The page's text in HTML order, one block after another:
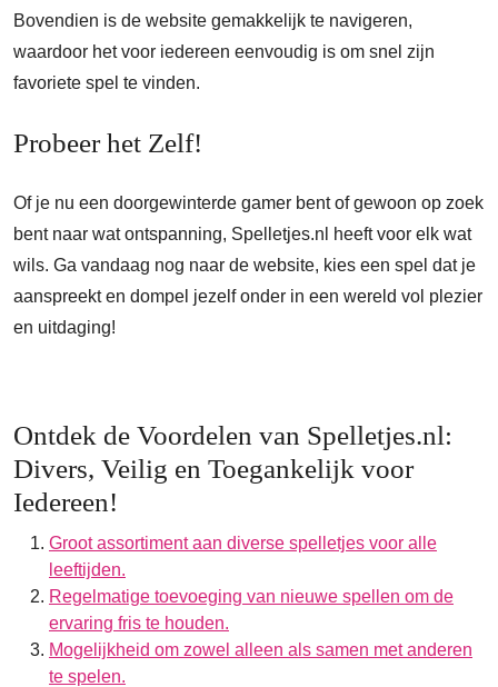
Bovendien is de website gemakkelijk te navigeren,
waardoor het voor iedereen eenvoudig is om snel zijn
favoriete spel te vinden.
Probeer het Zelf!
Of je nu een doorgewinterde gamer bent of gewoon op zoek
bent naar wat ontspanning, Spelletjes.nl heeft voor elk wat
wils. Ga vandaag nog naar de website, kies een spel dat je
aanspreekt en dompel jezelf onder in een wereld vol plezier
en uitdaging!
Ontdek de Voordelen van Spelletjes.nl:
Divers, Veilig en Toegankelijk voor
Iedereen!
Groot assortiment aan diverse spelletjes voor alle
leeftijden.
Regelmatige toevoeging van nieuwe spellen om de
ervaring fris te houden.
Mogelijkheid om zowel alleen als samen met anderen
te spelen.